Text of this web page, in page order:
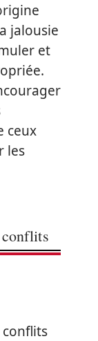
jalousie
et
ceux
les
conflits